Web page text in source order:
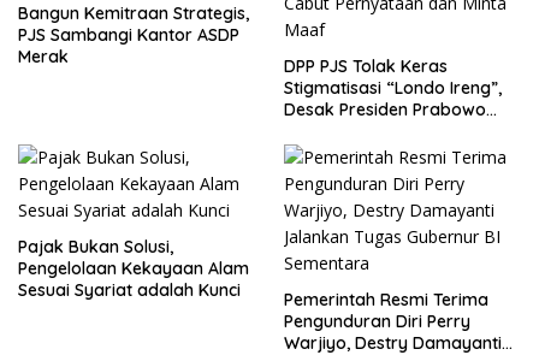
Bangun Kemitraan Strategis,
PJS Sambangi Kantor ASDP
Merak
DPP PJS Tolak Keras
Stigmatisasi “Londo Ireng”,
Desak Presiden Prabowo
Maaf
Pajak Bukan Solusi,
Pengelolaan Kekayaan Alam
Sesuai Syariat adalah Kunci
Pemerintah Resmi Terima
Pengunduran Diri Perry
Warjiyo, Destry Damayanti